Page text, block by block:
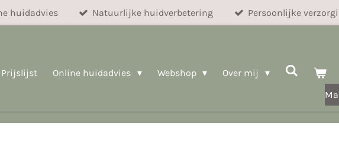
huidadvies Natuurlijke huidverbetering Persoonlijke
Prijslijst Online huidadvies Webshop
Over mij